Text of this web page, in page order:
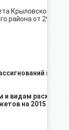
Крыловского
района от 29. 06.
по
видам расходов
на 2015 год